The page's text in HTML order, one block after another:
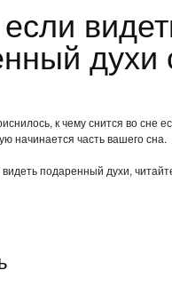
духи
к чему снится во сне
начинается часть вашего сна.
подаренный духи,